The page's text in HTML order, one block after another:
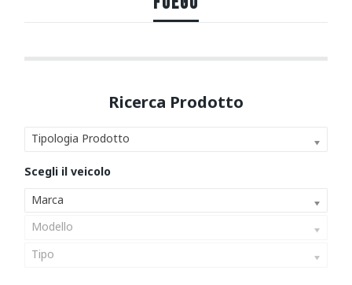
Tipologia Prodotto
Marca
Modello
Tipo